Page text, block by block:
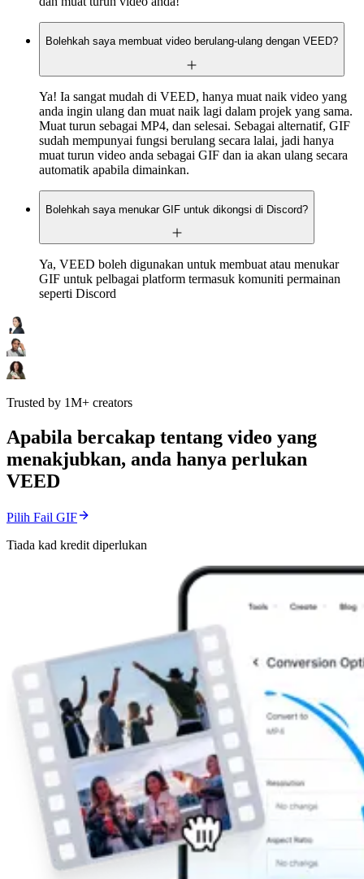
Bolehkah saya membuat video berulang-ulang dengan VEED?
Ya! Ia sangat mudah di VEED, hanya muat naik video yang
anda ingin ulang dan muat naik lagi dalam projek yang sama.
Muat turun sebagai MP4, dan selesai. Sebagai alternatif, GIF
sudah mempunyai fungsi berulang secara lalai, jadi hanya
muat turun video anda sebagai GIF dan ia akan ulang secara
automatik apabila dimainkan.
Bolehkah saya menukar GIF untuk dikongsi di Discord?
Ya, VEED boleh digunakan untuk membuat atau menukar
GIF untuk pelbagai platform termasuk komuniti permainan
seperti Discord
Trusted by 1M+ creators
Apabila bercakap tentang video yang
menakjubkan, anda hanya perlukan
VEED
Pilih Fail GIF
Tiada kad kredit diperlukan